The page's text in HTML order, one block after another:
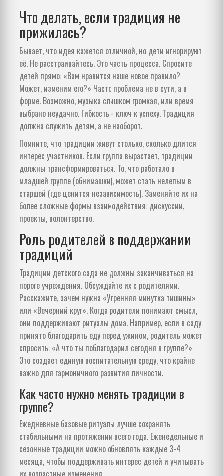
Что делать, если традиция не
прижилась?
Бывает, что идея кажется отличной, но дети игнорируют
её. Не расстраивайтесь. Это часть процесса. Спросите
детей прямо: «Вам нравится наше новое правило?
Может, изменим его?» Часто проблема не в сути, а в
форме. Возможно, музыка слишком громкая, или время
выбрано неудачно. Гибкость - ключ к успеху. Традиция
должна служить детям, а не наоборот.
Помните, что традиции живут столько, сколько длится
интерес участников. Если группа вырастает, традиции
должны трансформироваться. То, что работало в
младшей группе (обнимашки), может стать нелепым в
старшей (где ценится независимость). Заменяйте их на
более сложные формы взаимодействия: дискуссии,
проекты, волонтерство.
Роль родителей в поддержании
традиций
Традиции детского сада не должны заканчиваться на
пороге учреждения. Обсуждайте их с родителями.
Расскажите, зачем нужна «Утренняя минутка тишины»
или «Вечерний круг». Когда родители понимают смысл,
они поддерживают ритуалы дома. Например, если в саду
принято благодарить еду перед ужином, родитель может
спросить: «А что ты поблагодарил сегодня в группе?»
Это создает единую воспитательную среду, что крайне
важно для гармоничного развития личности.
Как часто нужно менять традиции в
группе?
Ежедневные базовые ритуалы лучше сохранять
стабильными на протяжении всего года. Еженедельные и
сезонные традиции можно обновлять каждые 3-4
месяца, чтобы поддерживать интерес детей и учитывать
их возрастные изменения.